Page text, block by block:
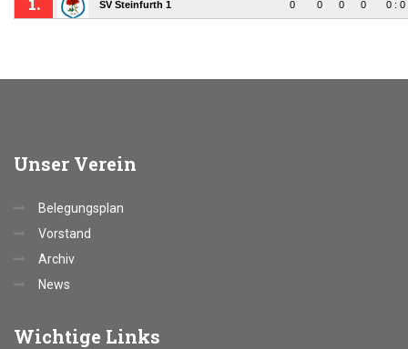
Unser Verein
Belegungsplan
Vorstand
Archiv
News
Wichtige Links